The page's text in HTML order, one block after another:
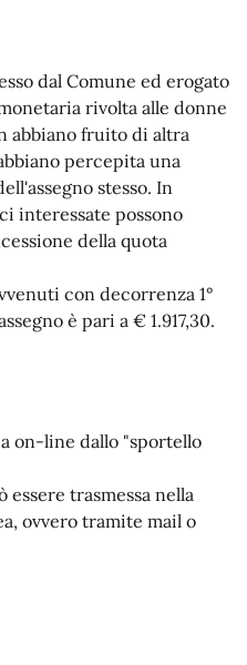
dal Comune ed erogato
rivolta alle donne
abbiano fruito di altra
percepita una
stesso. In
interessate possono
della quota
con decorrenza 1°
è pari a € 1.917,30.
on-line dallo "sportello
essere trasmessa nella
ovvero tramite mail o